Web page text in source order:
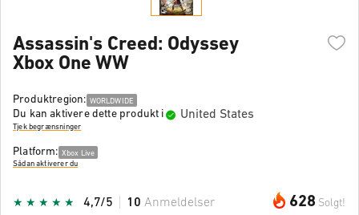
Assassin's Creed: Odyssey
Xbox One WW
Produktregion: WORLDWIDE
Du kan aktivere dette produkt i United States
Tjek begrænsninger
Platform: Xbox Live
Sådan aktiverer du
628 Solgt!
4,7/5 10 Anmeldelser